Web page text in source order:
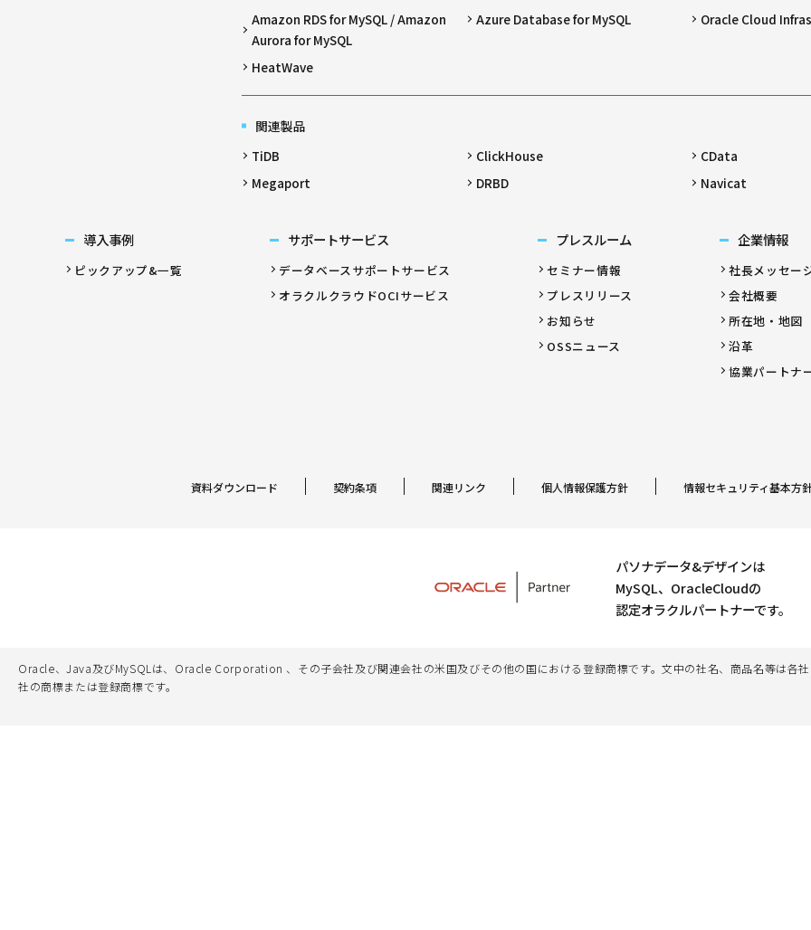
Amazon RDS for MySQL / Amazon
Aurora for MySQL
Azure Database for MySQL Oracle Cloud
HeatWave
関連製品
TiDB
ClickHouse
CData
Megaport
DRBD Navicat
導入事例
ピックアップ&一覧
サポートサービス
データベースサポートサービス
オラクルクラウドOCIサービス
プレスルーム
セミナー情報
プレスリリース
お知らせ
OSSニュース
企業情報
社長メッセー
会社概要
所在地・地図
沿革
協業パートナ
資料ダウンロード 契約条項 関連リンク 個人情報保護方針 情報セキュリティ基本方
パソナデータ&デザインは
MySQL、OracleCloudの
認定オラクルパートナーです。
Oracle、Java及びMySQLは、Oracle Corporation 、その子会社及び関連会社の米国及びその他の国における登録商標です。文中の社名、商品名等は各
社の商標または登録商標です。